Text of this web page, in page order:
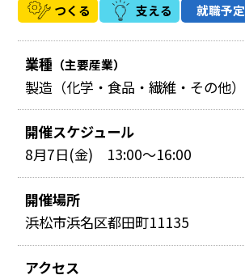
つくる 支える 就職予定
業種 （主要産業）
製造（化学・食品・繊維・その他）
開催スケジュール
8月7日(金) 13:00～16:00
開催場所
浜松市浜名区都田町11135
アクセス